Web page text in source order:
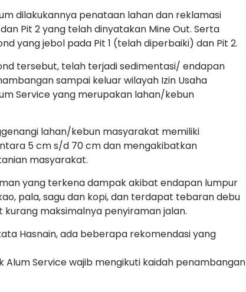
dilakukannya penataan lahan dan reklamasi
Pit 2 yang telah dinyatakan Mine Out. Serta
yang jebol pada Pit 1 (telah diperbaiki) dan Pit 2.
tersebut, telah terjadi sedimentasi/ endapan
sampai keluar wilayah Izin Usaha
Service yang merupakan lahan/kebun
lahan/kebun masyarakat memiliki
5 cm s/d 70 cm dan mengakibatkan
masyarakat.
yang terkena dampak akibat endapan lumpur
pala, sagu dan kopi, dan terdapat tebaran debu
kurang maksimalnya penyiraman jalan.
Hasnain, ada beberapa rekomendasi yang
Alum Service wajib mengikuti kaidah penambangan